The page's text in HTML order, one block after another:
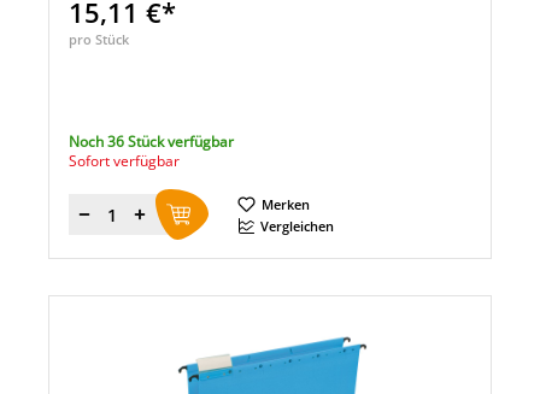
15,11 €*
pro Stück
Noch 36 Stück verfügbar
Sofort verfügbar
Menge
Merken
Vergleichen